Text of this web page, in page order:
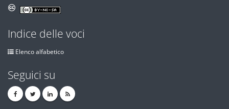
Indice delle voci
Elenco alfabetico
Seguici su